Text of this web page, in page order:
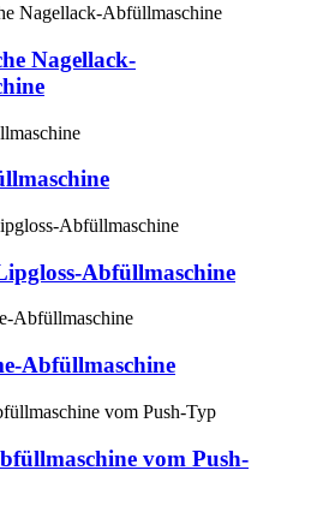
Nagellack-
Abfüllmaschine
Abfüllmaschine
vom Push-